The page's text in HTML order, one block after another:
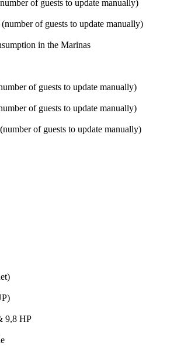
of guests to update manually)
of guests to update manually)
in the Marinas
of guests to update manually)
of guests to update manually)
of guests to update manually)
9,8 HP